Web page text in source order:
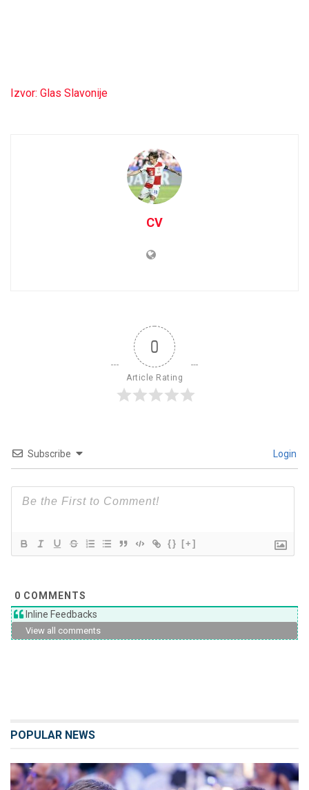
Izvor: Glas Slavonije
CV
0
Article Rating
Subscribe Login
{} [+]
0 COMMENTS
Inline Feedbacks
View all comments
POPULAR NEWS